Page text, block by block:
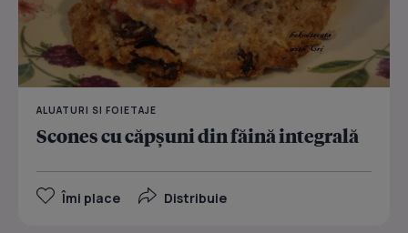
ALUATURI SI FOIETAJE
Scones cu căpșuni din făină integrală
Îmi place Distribuie